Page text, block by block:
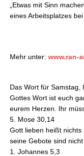
„Etwas mit Sinn
eines Arbeitsplatzes
Mehr unter: www.ran-
Das Wort für Samstag,
Gottes Wort ist euch
eurem Herzen. Ihr
5. Mose 30,14
Gott lieben heißt
seine Gebote sind nicht
1. Johannes 5,3